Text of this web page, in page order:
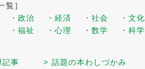
覧］
・政治 ・経済 ・社会 ・文化
・福祉 ・心理 ・数学 ・科学
事 > 話題の本わしづかみ